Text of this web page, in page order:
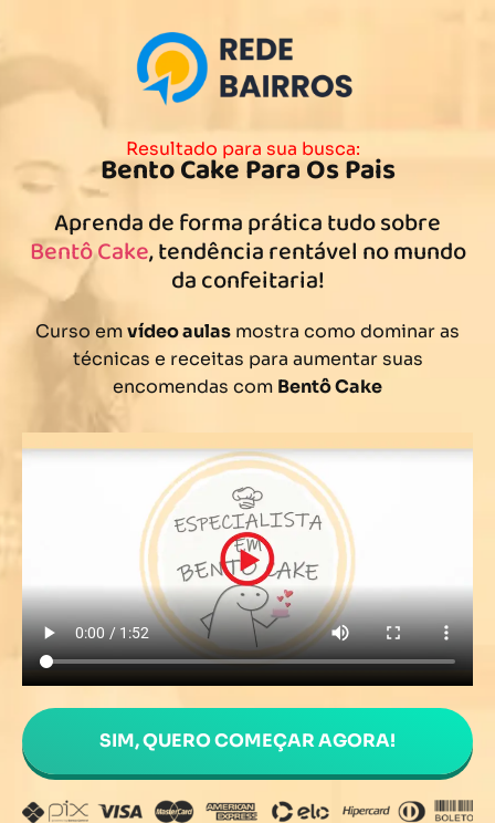
Resultado para sua busca:
Bento Cake Para Os Pais
Aprenda de forma prática tudo sobre
Bentô Cake, tendência rentável no mundo
da confeitaria!
Curso emvídeo aulas mostra como dominar as
técnicas e receitas para aumentar suas
encomendas com Bentô Cake
SIM, QUERO COMEÇAR AGORA!